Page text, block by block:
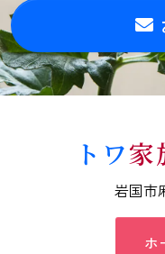
トワ家
岩国市
ホ